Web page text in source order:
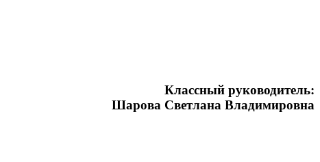
Классный руководитель:
Шарова Светлана Владимировна